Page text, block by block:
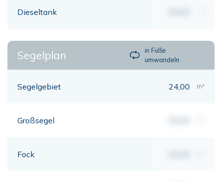
Dieseltank
Segelplan
in Füße
umwandeln
Segelgebiet 24,00 m²
Großsegel
Fock